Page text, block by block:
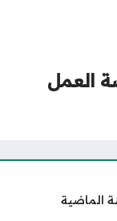
العمل
الماضية